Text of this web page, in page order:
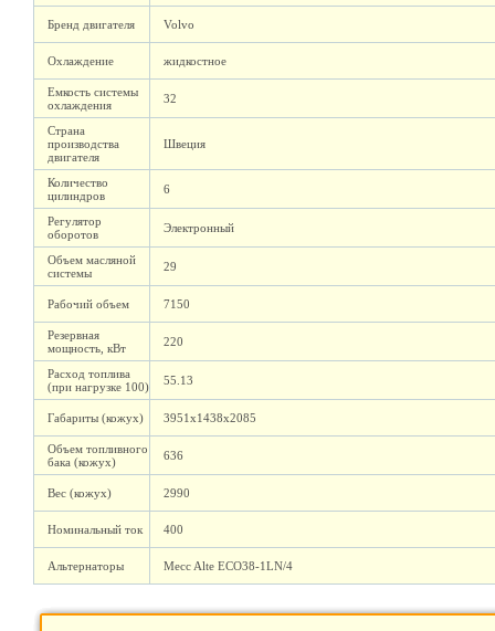
Бренд двигателя Volvo
Охлаждение жидкостное
Емкость системы
охлаждения
32
Страна
производства
двигателя
Швеция
Количество
цилиндров
6
Регулятор
оборотов
Электронный
Объем масляной
системы
29
Рабочий объем 7150
Резервная
мощность, кВт
220
Расход топлива
(при нагрузке 100)
55.13
Габариты (кожух) 3951х1438х2085
Объем топливного
бака (кожух)
636
Вес (кожух) 2990
Номинальный ток 400
Альтернаторы Mecc Alte ECO38-1LN/4